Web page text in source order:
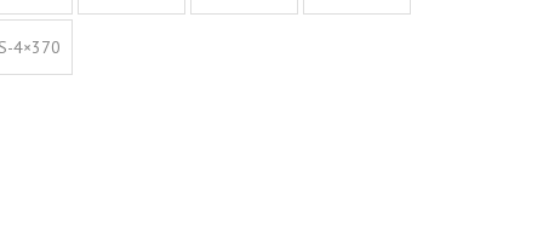
4×370